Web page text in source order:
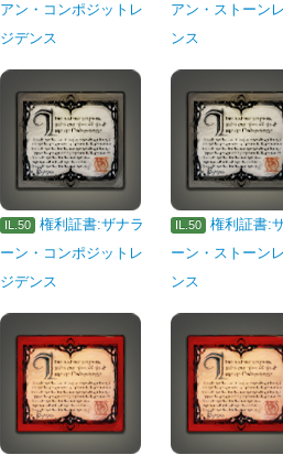
アン・コンポジットレ
ジデンス
アン・ストーン
ンス
IL.50
権利証書:ザナラ
ーン・コンポジットレ
ジデンス
IL.50
権利証書:
ーン・ストーン
ンス